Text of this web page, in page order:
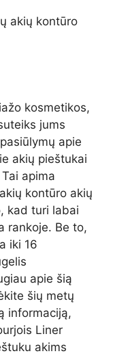
kosmetikos,
jums
apie
akių pieštukai
apima
kontūro akių
kad turi labai
rankoje. Be to,
iki 16
apie šią
šių metų
informaciją,
Liner
akims